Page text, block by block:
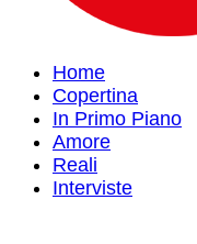
Home
Copertina
In Primo Piano
Amore
Reali
Interviste